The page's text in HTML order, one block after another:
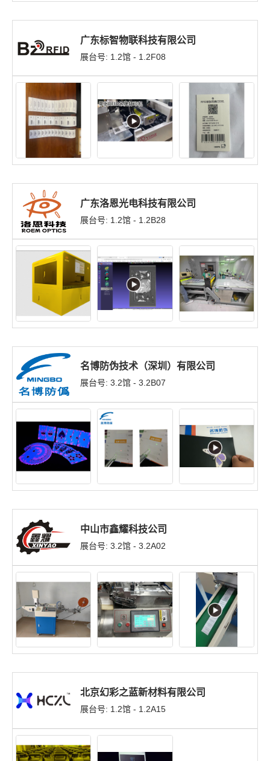
广东标智物联科技有限公司
展台号: 1.2馆 - 1.2F08
广东洛恩光电科技有限公司
展台号: 1.2馆 - 1.2B28
名博防伪技术（深圳）有限公司
展台号: 3.2馆 - 3.2B07
中山市鑫耀科技公司
展台号: 3.2馆 - 3.2A02
北京幻彩之蓝新材料有限公司
展台号: 1.2馆 - 1.2A15